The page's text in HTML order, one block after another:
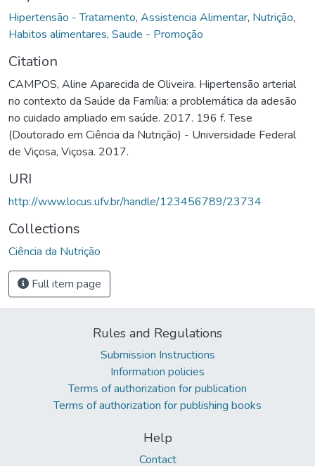
Hipertensão - Tratamento, Assistencia Alimentar, Nutrição,
Habitos alimentares, Saude - Promoção
Citation
CAMPOS, Aline Aparecida de Oliveira. Hipertensão arterial
no contexto da Saúde da Família: a problemática da adesão
no cuidado ampliado em saúde. 2017. 196 f. Tese
(Doutorado em Ciência da Nutrição) - Universidade Federal
de Viçosa, Viçosa. 2017.
URI
http://www.locus.ufv.br/handle/123456789/23734
Collections
Ciência da Nutrição
Full item page
Rules and Regulations
Submission Instructions
Information policies
Terms of authorization for publication
Terms of authorization for publishing books
Help
Contact